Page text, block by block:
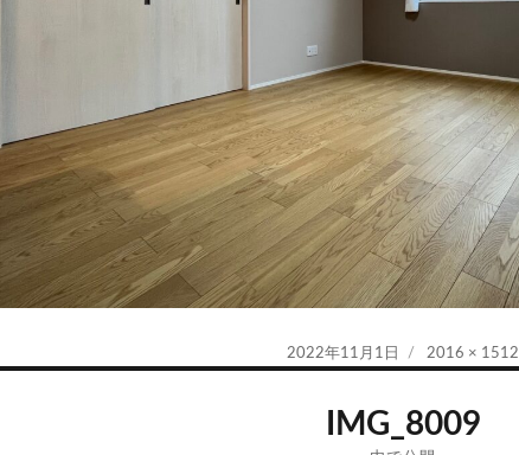
投
2022年11月1日
フ
イ
ズ
2016 × 1512
IMG_8009